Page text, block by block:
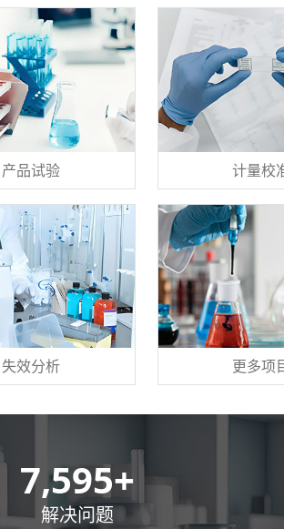
产品试验 计量校
失效分析 更多项
10,000+
解决问题